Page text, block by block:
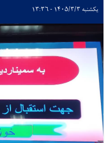
یکشنبه ۱۴۰۵/۳/۳ - ۱۳:۳۶